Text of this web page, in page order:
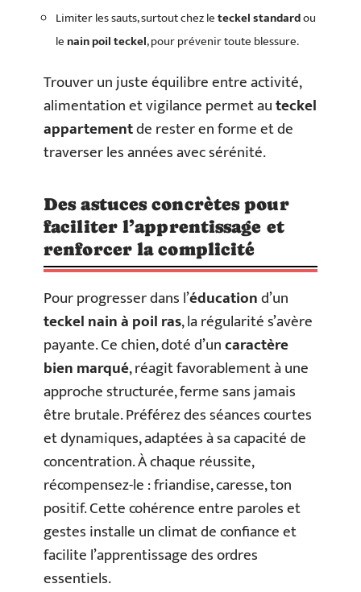
Limiter les sauts, surtout chez leteckel standardou
le nain poil teckel, pour prévenir toute blessure.
Trouver un juste équilibre entre activité,
alimentation et vigilance permet auteckel
appartementde rester en forme et de
traverser les années avec sérénité.
Des astuces concrètes pour
faciliter l’apprentissage et
renforcer la complicité
Pour progresser dans l’éducationd’un
teckel nain à poil ras, la régularité s’avère
payante. Ce chien, doté d’uncaractère
bien marqué, réagit favorablement à une
approche structurée, ferme sans jamais
être brutale. Préférez des séances courtes
et dynamiques, adaptées à sa capacité de
concentration. À chaque réussite,
récompensez-le : friandise, caresse, ton
positif. Cette cohérence entre paroles et
gestes installe un climat de confiance et
facilite l’apprentissage des ordres
essentiels.